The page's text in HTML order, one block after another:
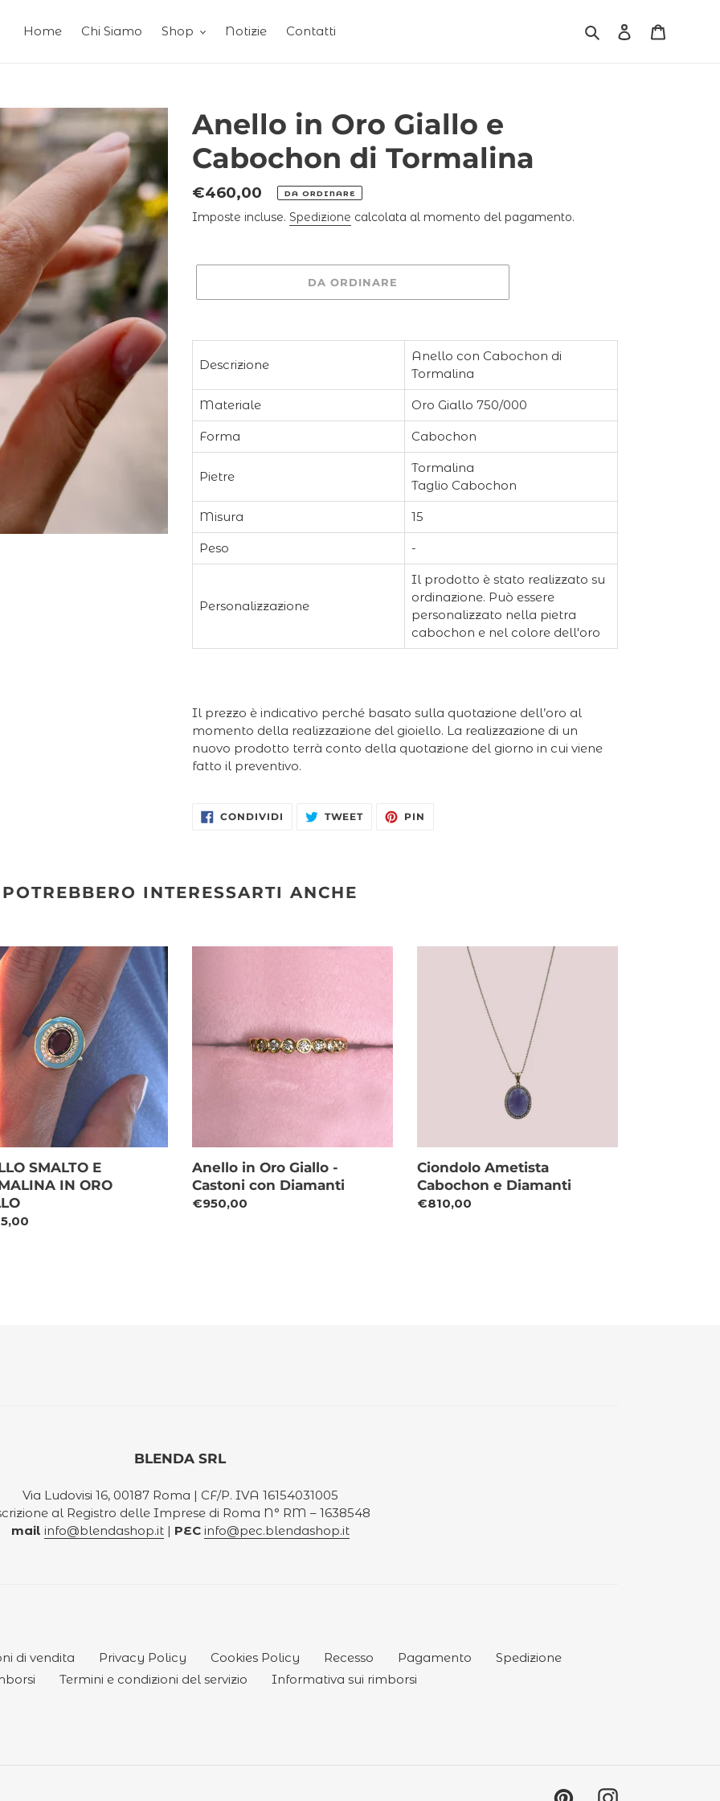
Home Chi Siamo Shop Notizie Contatti Cerca Accedi
Anello in Oro Giallo e
Cabochon di Tormalina
Prezzo
di
€460,00 DA ORDINARE
Imposte incluse. Spedizione calcolata al momento del pagamento.
DA ORDINARE
del
prodotto
carrello
Descrizione
Anello con Cabochon di
Tormalina
Materiale Oro Giallo 750/000
Forma Cabochon
Pietre
Tormalina
Taglio Cabochon
Misura 15
Peso -
Personalizzazione
Il prodotto è stato realizzato su
ordinazione. Può essere
personalizzato nella pietra
cabochon e nel colore dell'oro
Il prezzo è indicativo perché basato sulla quotazione dell’oro al
momento della realizzazione del gioiello. La realizzazione di un
nuovo prodotto terrà conto della quotazione del giorno in cui viene
fatto il preventivo.
CONDIVIDI CONDIVIDI
TWEETTWITTAPIN
POTREBBERO INTERESSARTI ANCHE
SMALTO E
IN ORO
Giallo
Castoni
Diamanti
Anello in Oro Giallo -
Castoni con Diamanti
Prezzo
€950,00
Ciondolo
Cabochon
Ciondolo Ametista
Cabochon e Diamanti
Prezzo
€810,00
BLENDA SRL
Via Ludovisi 16, 00187 Roma | CF/P. IVA 16154031005
al Registro delle Imprese di Roma N° RM – 1638548
mail info@blendashop.it| PEC info@pec.blendashop.it
di vendita Privacy Policy Cookies Policy Recesso Pagamento
Spedizione
Termini e condizioni del servizio Informativa sui rimborsi
PinterestInstagram